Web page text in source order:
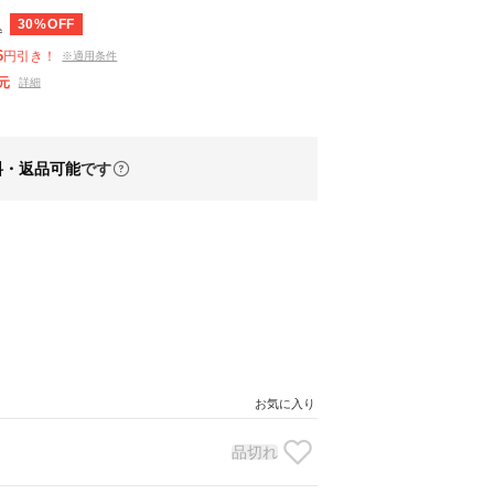
30%OFF
円引き！ ※適用条件
詳細
返品可能です
お気に入り
品切れ